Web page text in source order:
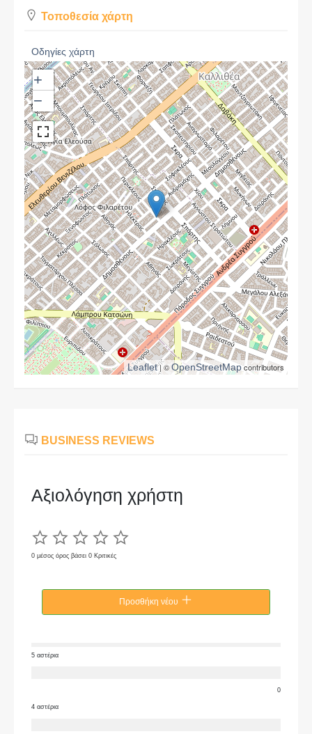
Τοποθεσία χάρτη
Οδηγίες χάρτη
+
−
Leaflet| ©OpenStreetMapcontributors
BUSINESS REVIEWS
Αξιολόγηση χρήστη
0 μέσος όρος βάσει 0 Κριτικές
Προσθήκη νέου
5 αστέρια
0
4 αστέρια